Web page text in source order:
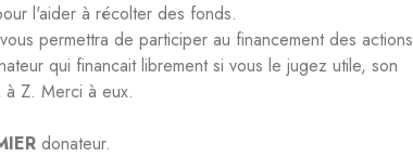
l'aider à récolter des fonds.
permettra de participer au financement des actions
qui financait librement si vous le jugez utile, son
à Z. Merci à eux.
donateur.